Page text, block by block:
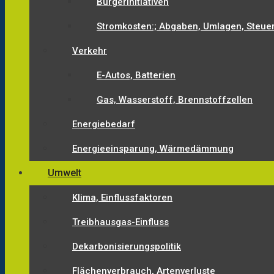
Stromkosten:; Abgaben, Umlagen,
Verkehr
E-Autos, Batterien
Gas, Wasserstoff, Brennstoffzellen
Energiebedarf
Energieeinsparung, Wärmedämmung
Umwelt
Klima, Einflussfaktoren
Treibhausgas-Einfluss
Dekarbonisierungspolitik
Flächenverbrauch, Artenverluste